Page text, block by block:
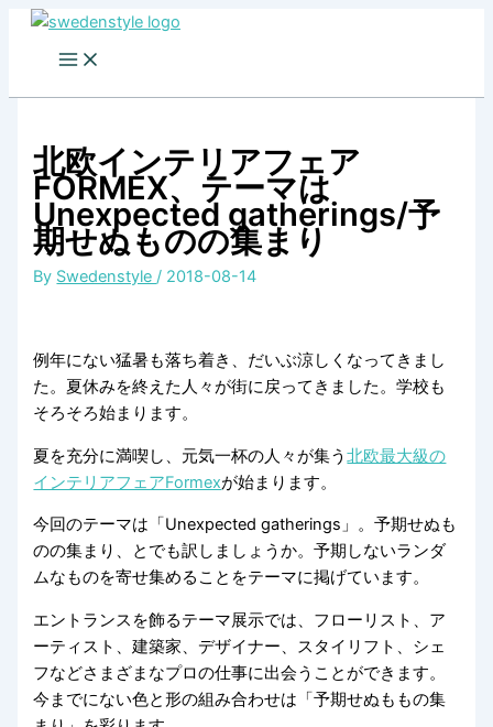
Skip
北欧インテリアフェア
FORMEX、テーマは
Unexpected gatherings/予
期せぬものの集まり
By Swedenstyle / 2018-08-14
例年にない猛暑も落ち着き、だいぶ涼しくなってきまし
た。夏休みを終えた人々が街に戻ってきました。学校も
そろそろ始まります。
夏を充分に満喫し、元気一杯の人々が集う北欧最大級の
インテリアフェアFormexが始まります。
今回のテーマは「Unexpected gatherings」。予期せぬも
のの集まり、とでも訳しましょうか。予期しないランダ
ムなものを寄せ集めることをテーマに掲げています。
エントランスを飾るテーマ展示では、フローリスト、ア
ーティスト、建築家、デザイナー、スタイリフト、シェ
フなどさまざまなプロの仕事に出会うことができます。
今までにない色と形の組み合わせは「予期せぬももの集